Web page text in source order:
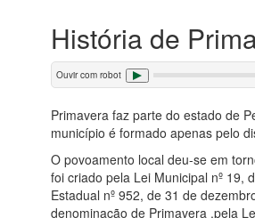
História de
Ouvir com robot
Primavera faz parte do estado de
município é formado apenas pelo
O povoamento local deu-se em
foi criado pela Lei Municipal nº 19,
Estadual nº 952, de 31 de
denominação de Primavera ,pela